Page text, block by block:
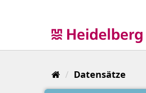
Datensätze